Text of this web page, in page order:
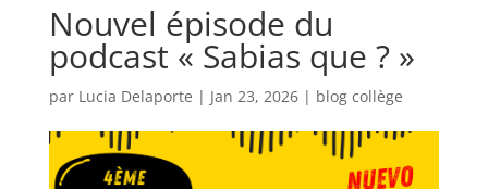
Nouvel épisode du
podcast « Sabias que ? »
par Lucia Delaporte | Jan 23, 2026| blog collège